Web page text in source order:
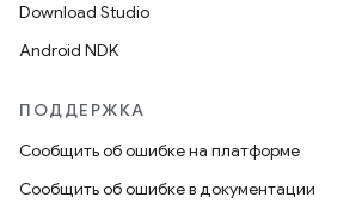
Download Studio
Android NDK
ПОДДЕРЖКА
Сообщить об ошибке на платформе
Сообщить об ошибке в документации